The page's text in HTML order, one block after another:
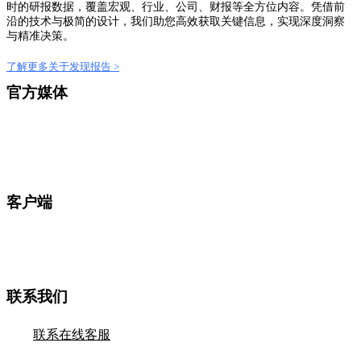
时的研报数据，覆盖宏观、行业、公司、财报等全方位内容。凭借前
沿的技术与极简的设计，我们助您高效获取关键信息，实现深度洞察
与精准决策。
了解更多关于发现报告 >
官方媒体
客户端
联系我们
联系在线客服